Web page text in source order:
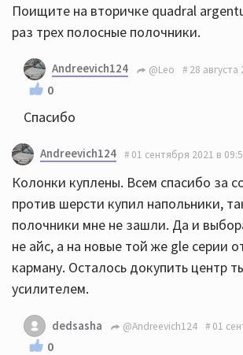
Поищите на вторичке quadral
раз трех полосные полочники.
Andreevich124 @Leo 28 августа
0
Спасибо
Andreevich124 01 сентября 2021 в
Колонки куплены. Всем спасибо за
против шерсти купил напольники,
полочники мне не зашли. Да и
не айс, а на новые той же gle серии
карману. Осталось докупить центр
усилителем.
dedsasha @Andreevich124 01
0